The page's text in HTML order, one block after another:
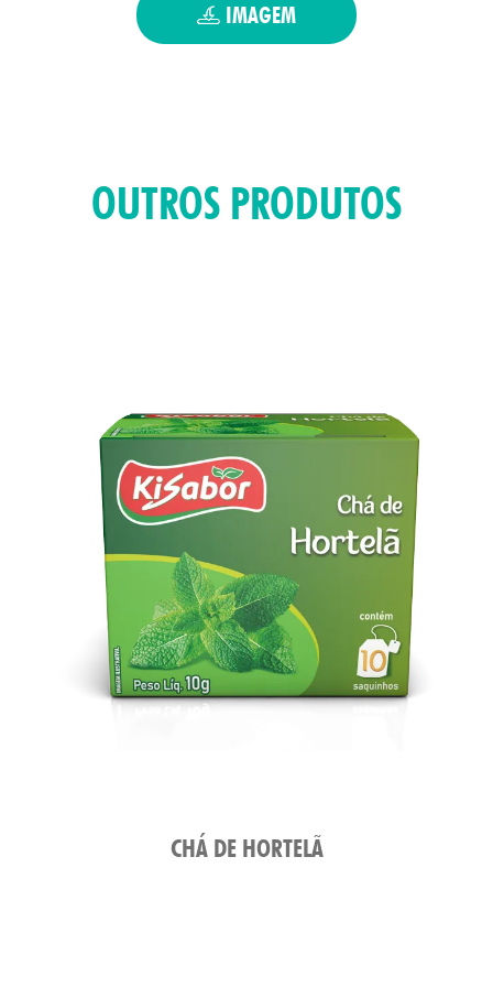
IMAGEM
OUTROS PRODUTOS
CHÁ DE HORTELÃ